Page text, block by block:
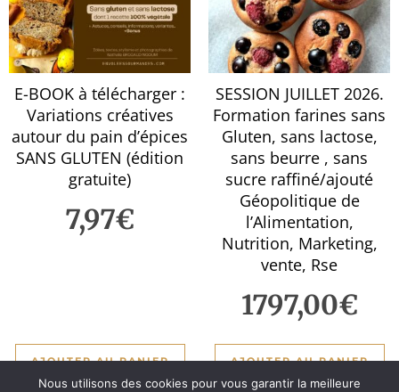
E-BOOK à télécharger :
Variations créatives
autour du pain d’épices
SANS GLUTEN (édition
gratuite)
7,97€
AJOUTER AU PANIER
SESSION JUILLET 2026.
Formation farines sans
Gluten, sans lactose,
sans beurre , sans
sucre raffiné/ajouté
Géopolitique de
l’Alimentation,
Nutrition, Marketing,
vente, Rse
1797,00€
AJOUTER AU PANIER
Nous utilisons des cookies pour vous garantir la meilleure